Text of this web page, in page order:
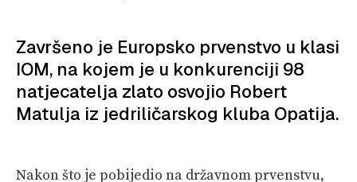
VELIKE PRIČE
PRETPLATA
SHOP
Završeno je Europsko prvenstvo u klasi
IOM, na kojem je u konkurenciji 98
natjecatelja zlato osvojio Robert
Matulja iz jedriličarskog kluba Opatija.
Nakon što je pobijedio na državnom prvenstvu,